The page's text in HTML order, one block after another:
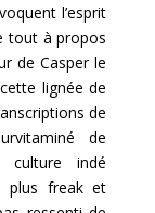
l’esprit
tout à propos
de Casper le
lignée de
de
de
indé
plus freak et